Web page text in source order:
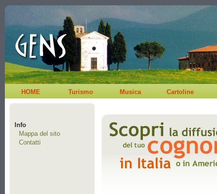
HOME Turismo Musica Cartoline
Info
Mappa del sito
Contatti